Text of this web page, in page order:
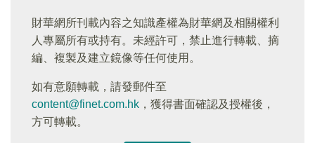
財華網所刊載內容之知識產權為財華網及相關權利
人專屬所有或持有。未經許可，禁止進行轉載、摘
編、複製及建立鏡像等任何使用。
如有意願轉載，請發郵件至
content@finet.com.hk ，獲得書面確認及授權後，
方可轉載。